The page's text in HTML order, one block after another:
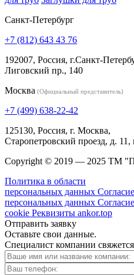
Санкт-Петербург
+7 (812) 643 43 76
192007, Россия, г.Санкт-
Лиговский пр., 140
Москва (Официальный представитель)
+7 (499) 638-22-42
125130, Россия, г. Москва,
Старопетровский проезд, д. 11,
Copyright © 2019 — 2025
Политика в области
персональных данных
персональных данных
cookie Реквизиты ankor.top
Отправить заявку
Оставьте свои данные.
Специалист компании